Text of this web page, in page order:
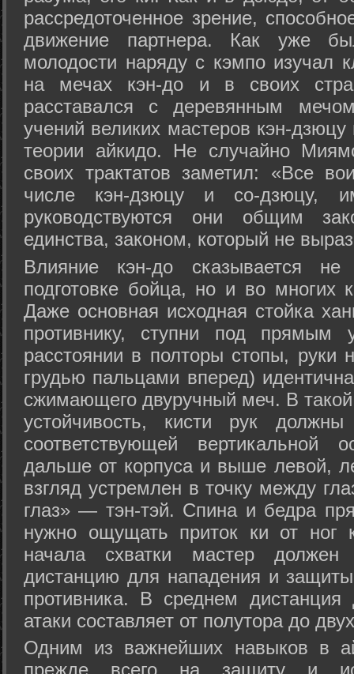
рассредоточенное зрение,
движение партнера. Как уже
молодости наряду с кэмпо изучал
на мечах кэн-до и в своих
расставался с деревянным
учений великих мастеров кэн-
теории айкидо. Не случайно
своих трактатов заметил: «Все
числе кэн-дзюцу и со-дзюцу,
руководствуются они общим
единства, законом, который не
Влияние кэн-до сказывается не
подготовке бойца, но и во многих
Даже основная исходная стойка
противнику, ступни под прямым
расстоянии в полторы стопы, руки
грудью пальцами вперед)
сжимающего двуручный меч. В
устойчивость, кисти рук
соответствующей
дальше от корпуса и выше левой,
взгляд устремлен в точку между
глаз» — тэн-тэй. Спина и бедра
нужно ощущать приток ки от
начала схватки мастер должен
дистанцию для нападения и
противника. В среднем
атаки составляет от полутора до
Одним из важнейших навыков в
прежде всего на защиту и